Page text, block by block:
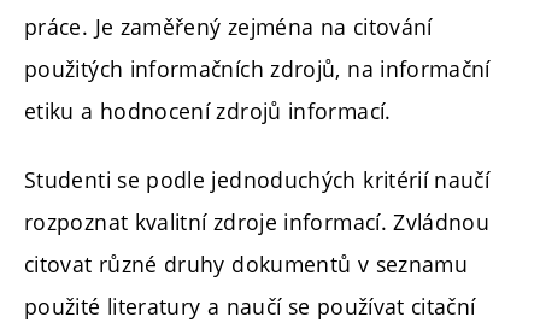
práce. Je zaměřený zejména na citování
použitých informačních zdrojů, na informační
etiku a hodnocení zdrojů informací.
Studenti se podle jednoduchých kritérií naučí
rozpoznat kvalitní zdroje informací. Zvládnou
citovat různé druhy dokumentů v seznamu
použité literatury a naučí se používat citační